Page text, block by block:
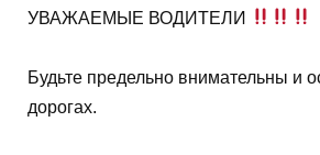
УВАЖАЕМЫЕ ВОДИТЕЛИ
Будьте предельно внимательны и
дорогах.